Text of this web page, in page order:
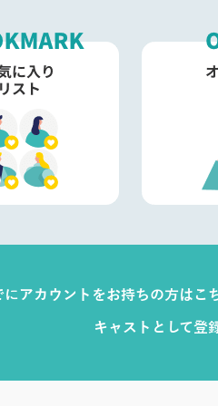
にアカウントをお持ちの方はこ
キャストとして登